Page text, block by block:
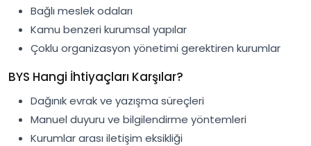
Bağlı meslek odaları
Kamu benzeri kurumsal yapılar
Çoklu organizasyon yönetimi gerektiren kurumlar
BYS Hangi İhtiyaçları Karşılar?
Dağınık evrak ve yazışma süreçleri
Manuel duyuru ve bilgilendirme yöntemleri
Kurumlar arası iletişim eksikliği